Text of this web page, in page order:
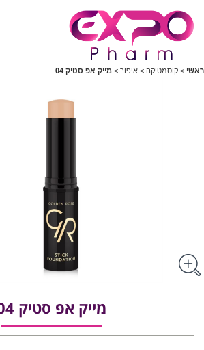
ראשי > קוסמטיקה > איפור > מייק אפ סטיק 04
מייק אפ סטיק 04